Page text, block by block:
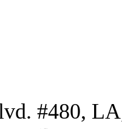
#480,